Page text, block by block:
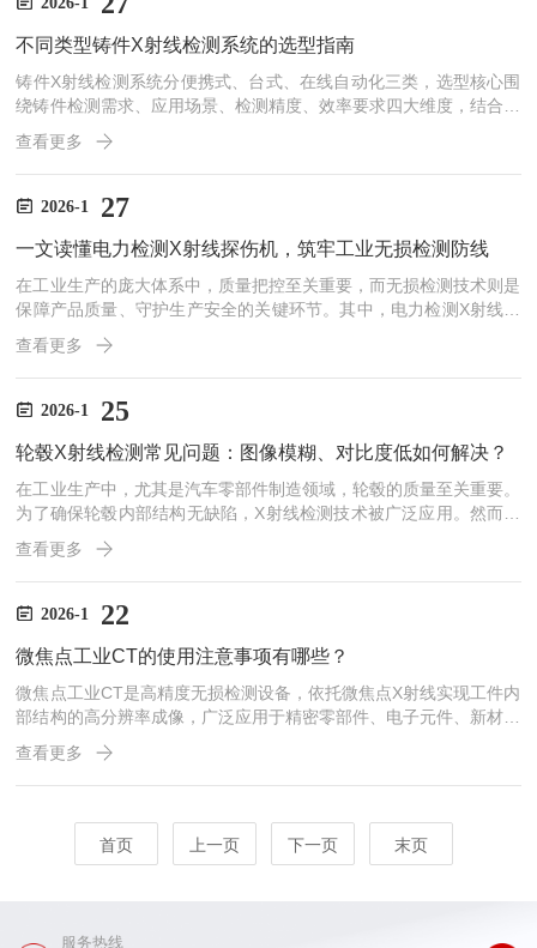
范，强调杀菌效果与食品安全性平衡。‌...
不同类型铸件X射线检测系统的选型指南
铸件X射线检测系统分便携式、台式、在线自动化三类，选型核心围
绕铸件检测需求、应用场景、检测精度、效率要求四大维度，结合企
业生产规模、场地条件及质量标准匹配机型，同时需兼顾设备操作
性、防护性与后期运维，具体选型要点如下：一、便携式铸件X射线
检测系统选型适配现场抽检、大型铸件原位检测、户外工程检测场
景，如工程机械大型机架、桥梁/船舶铸件、重型设备铸件检测。核
g）、可折叠铅防护屏，管电压根据铸件材质厚度选择，铝合金铸件
查看更多
2026-1 27
一文读懂电力检测X射线探伤机，筑牢工业无损检测防线
在工业生产的庞大体系中，质量把控至关重要，而无损检测技术则是
保障产品质量、守护生产安全的关键环节。其中，电力检测X射线探
伤机以其独特的优势，成为了工业领域重要的“火眼金睛”，为筑牢工
业无损检测防线立下了汗马功劳。电力检测X射线探伤机的工作原理
基于X射线的穿透性。当X射线束照射到被检测物体上时，由于物体
内部不同材质、不同密度的部分对X射线的吸收程度存在差异，透过
信息的X射线投射到成像探测器上，经过一系列复杂的转换和处理...
查看更多
2026-1 25
轮毂X射线检测常见问题：图像模糊、对比度低如何解决？
在工业生产中，尤其是汽车零部件制造领域，轮毂的质量至关重要。
为了确保轮毂内部结构无缺陷，X射线检测技术被广泛应用。然而，
在实际的轮毂X射线检测过程中，常常会遇到一些问题，其中图像模
糊和对比度低是较为突出的两个问题，严重影响了检测结果的准确性
和可靠性。本文将深入探讨这两个问题的成因以及相应的解决方法。
一、图像模糊问题的剖析与应对策略(一)设备因素导致图像模糊1.焦
焦点过大，那么投射到轮毂上的X射线束就会产生较大的半影...
查看更多
2026-1 22
微焦点工业CT的使用注意事项有哪些？
微焦点工业CT是高精度无损检测设备，依托微焦点X射线实现工件内
部结构的高分辨率成像，广泛应用于精密零部件、电子元件、新材料
等的内部缺陷检测与结构分析，使用需严格遵循辐射防护、设备操
作、样品处理、环境管控原则，规范操作以保障检测精度、设备安全
及人员健康。严格做好辐射防护，遵守安全规范设备运行时产生X射
防护装备，严禁在设备未完成屏蔽、联锁装置未启动时开启射线源。
开机前检查辐射屏蔽门、铅玻璃的密封性，确认无破损漏线；设备
查看更多
首页 上一页 下一页 末页
服务热线